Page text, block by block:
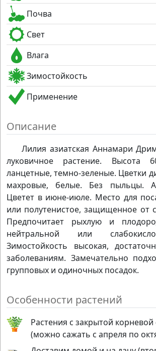
Почва
Свет
Влага
Зимостойкость
Применение
Описание
Лилия азиатская Аннамари
луковичное растение. Высота
ланцетные, темно-зеленые. Цветки
махровые, белые. Без пыльцы.
Цветет в июне-июле. Место для
или полутенистое, защищенное от
Предпочитает рыхлую и
нейтральной или
Зимостойкость высокая,
заболеваниям. Замечательно
групповых и одиночных посадок.
Особенности растений
Растения с закрытой
(можно сажать с апреля по